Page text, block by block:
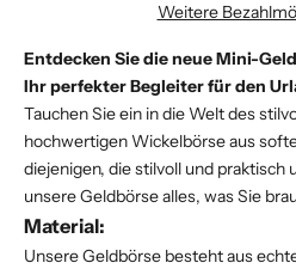
Weitere
Entdecken Sie die neue Mini-
Ihr perfekter Begleiter für den
Tauchen Sie ein in die Welt des
hochwertigen Wickelbörse aus
diejenigen, die stilvoll und
unsere Geldbörse alles, was Sie
Material:
Unsere Geldbörse besteht aus